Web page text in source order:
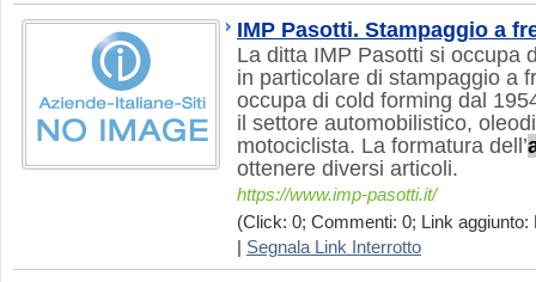
IMP Pasotti. Stampaggio a
La ditta IMP Pasotti si occupa
in particolare di stampaggio a
occupa di cold forming dal
il settore automobilistico,
motociclista. La formatura dell’
ottenere diversi articoli.
https://www.imp-pasotti.it/
(Click: 0; Commenti: 0; Link aggiunto:
Segnala Link Interrotto